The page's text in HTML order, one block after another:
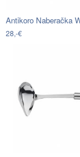
28,-€